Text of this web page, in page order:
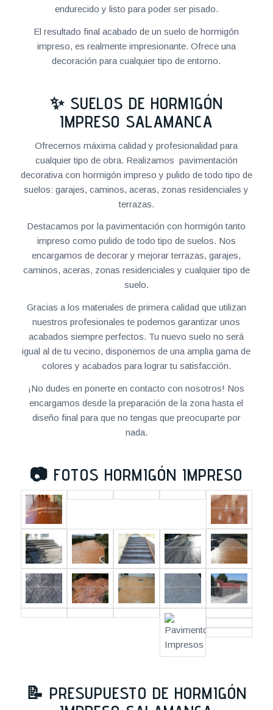
endurecido y listo para poder ser pisado.
El resultado final acabado de un suelo de hormigón
impreso, es realmente impresionante. Ofrece una
decoración para cualquier tipo de entorno.
✨ SUELOS DE HORMIGÓN
IMPRESO SALAMANCA
Ofrecemos máxima calidad y profesionalidad para
cualquier tipo de obra. Realizamos pavimentación
decorativa con hormigón impreso y pulido de todo tipo de
suelos: garajes, caminos, aceras, zonas residenciales y
terrazas.
Destacamos por la pavimentación con hormigón tanto
impreso como pulido de todo tipo de suelos. Nos
encargamos de decorar y mejorar terrazas, garajes,
caminos, aceras, zonas residenciales y cualquier tipo de
suelo.
Gracias a los materiales de primera calidad que utilizan
nuestros profesionales te podemos garantizar unos
acabados siempre perfectos. Tu nuevo suelo no será
igual al de tu vecino, disponemos de una amplia gama de
colores y acabados para lograr tu satisfacción.
¡No dudes en ponerte en contacto con nosotros! Nos
encargamos desde la preparación de la zona hasta el
diseño final para que no tengas que preocuparte por
nada.
📷 FOTOS HORMIGÓN IMPRESO
📝 PRESUPUESTO DE HORMIGÓN